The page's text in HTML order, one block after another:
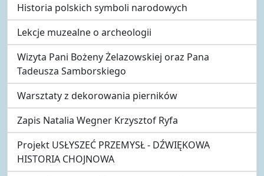
Historia polskich symboli narodowych
Lekcje muzealne o archeologii
Wizyta Pani Bożeny Żelazowskiej oraz Pana
Tadeusza Samborskiego
Warsztaty z dekorowania pierników
Zapis Natalia Wegner Krzysztof Ryfa
Projekt USŁYSZEĆ PRZEMYSŁ - DŹWIĘKOWA
HISTORIA CHOJNOWA